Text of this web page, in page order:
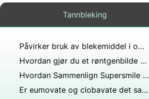
Tannbleking
Påvirker bruk av blekemiddel i omr-ark resultatene?
Hvordan gjør du et røntgenbilde mørkere?
Hvordan Sammenlign Supersmile til GoSmile
Er eumovate og clobavate det samme?